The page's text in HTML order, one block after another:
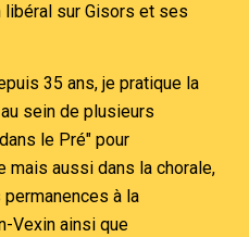
sur Gisors et ses
35 ans, je pratique la
sein de plusieurs
le Pré" pour
mais aussi dans la chorale,
à la
Vexin ainsi que